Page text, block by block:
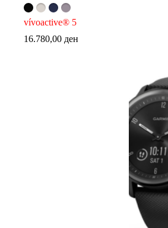
vívoactive® 5
16.780,00 ден